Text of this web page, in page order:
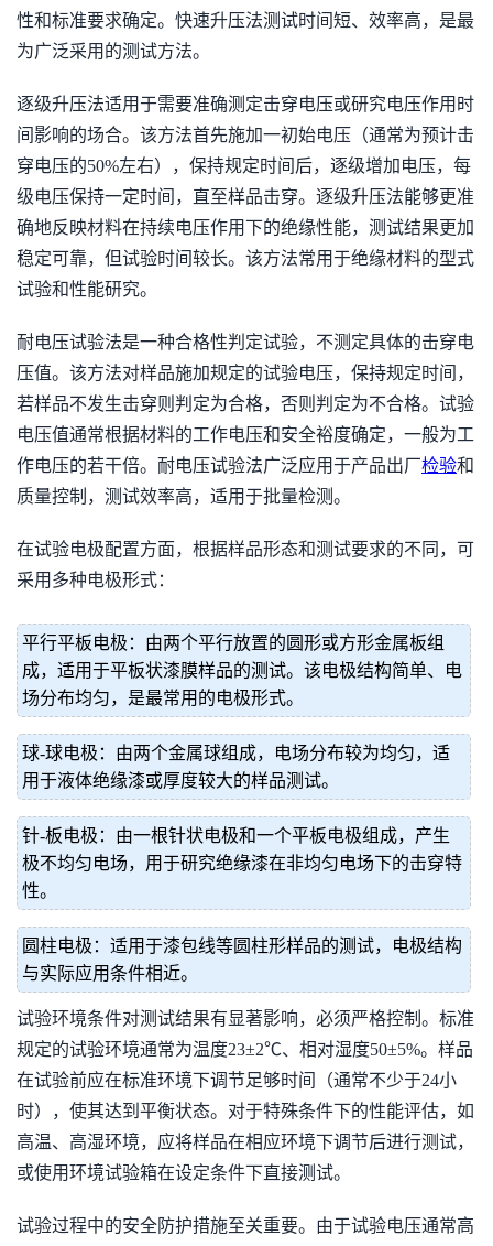
性和标准要求确定。快速升压法测试时间短、效率高，是最
为广泛采用的测试方法。
逐级升压法适用于需要准确测定击穿电压或研究电压作用时
间影响的场合。该方法首先施加一初始电压（通常为预计击
穿电压的50%左右），保持规定时间后，逐级增加电压，每
级电压保持一定时间，直至样品击穿。逐级升压法能够更准
确地反映材料在持续电压作用下的绝缘性能，测试结果更加
稳定可靠，但试验时间较长。该方法常用于绝缘材料的型式
试验和性能研究。
耐电压试验法是一种合格性判定试验，不测定具体的击穿电
压值。该方法对样品施加规定的试验电压，保持规定时间，
若样品不发生击穿则判定为合格，否则判定为不合格。试验
电压值通常根据材料的工作电压和安全裕度确定，一般为工
作电压的若干倍。耐电压试验法广泛应用于产品出厂检验和
质量控制，测试效率高，适用于批量检测。
在试验电极配置方面，根据样品形态和测试要求的不同，可
采用多种电极形式：
平行平板电极：由两个平行放置的圆形或方形金属板组
成，适用于平板状漆膜样品的测试。该电极结构简单、电
场分布均匀，是最常用的电极形式。
球-球电极：由两个金属球组成，电场分布较为均匀，适
用于液体绝缘漆或厚度较大的样品测试。
针-板电极：由一根针状电极和一个平板电极组成，产生
极不均匀电场，用于研究绝缘漆在非均匀电场下的击穿特
性。
圆柱电极：适用于漆包线等圆柱形样品的测试，电极结构
与实际应用条件相近。
试验环境条件对测试结果有显著影响，必须严格控制。标准
规定的试验环境通常为温度23±2℃、相对湿度50±5%。样品
在试验前应在标准环境下调节足够时间（通常不少于24小
时），使其达到平衡状态。对于特殊条件下的性能评估，如
高温、高湿环境，应将样品在相应环境下调节后进行测试，
或使用环境试验箱在设定条件下直接测试。
试验过程中的安全防护措施至关重要。由于试验电压通常高